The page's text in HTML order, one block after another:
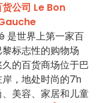
公司 Le Bon
是世界上第一家百
标志性的购物场
的百货商场位于巴
，地处时尚的7ŉ
美容、家居和儿童